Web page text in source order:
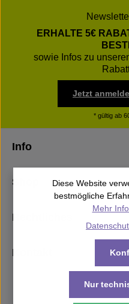
ERHALTE 5€
sowie Infos zu
Jetzt
* gültig ab
Info
Shop
Rechtliches
Kontakt
Diese Website
bestmögliche
Mehr
Nur